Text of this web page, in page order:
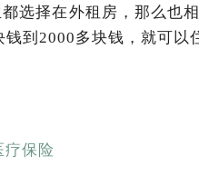
选择在外租房，那么也
钱到2000多块钱，就可以
保险